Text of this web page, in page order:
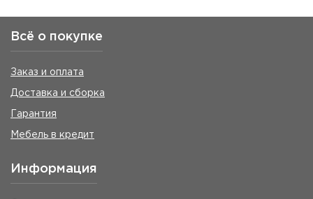
Всё о покупке
Заказ и оплата
Доставка и сборка
Гарантия
Мебель в кредит
Информация